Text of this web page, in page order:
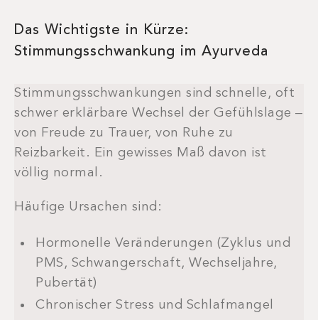
Das Wichtigste in Kürze:
Stimmungsschwankung im Ayurveda
Stimmungsschwankungen sind schnelle, oft
schwer erklärbare Wechsel der Gefühlslage –
von Freude zu Trauer, von Ruhe zu
Reizbarkeit. Ein gewisses Maß davon ist
völlig normal.
Häufige Ursachen sind:
Hormonelle Veränderungen (Zyklus und
PMS, Schwangerschaft, Wechseljahre,
Pubertät)
Chronischer Stress und Schlafmangel